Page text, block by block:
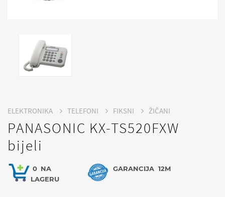
ELEKTRONIKA TELEFONI FIKSNI ŽIČANI
PANASONIC KX-TS520FXW
bijeli
0 NA
LAGERU
GARANCIJA 12M